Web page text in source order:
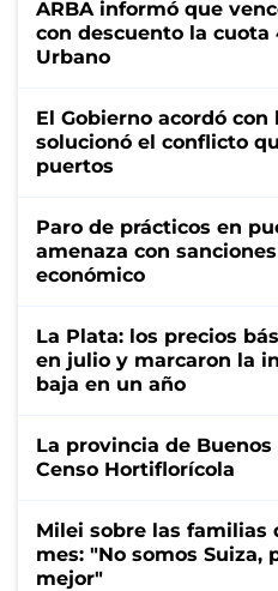
ARBA informó que
con descuento la
Urbano
El Gobierno acordó
solucionó el conflicto
puertos
Paro de prácticos en
amenaza con
económico
La Plata: los precios
en julio y marcaron la
baja en un año
La provincia de
Censo Hortiflorícola
Milei sobre las familias
mes: "No somos Suiza,
mejor"